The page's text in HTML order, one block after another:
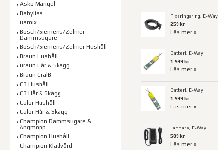
Asko Mangel
Babyliss
Bamix
Bosch/Siemens/Zelmer
Dammsugare
Bosch/Siemens/Zelmer Hushåll
Braun Hushåll
Braun Hår & Skägg
Braun OralB
C3 Hushåll
C3 Hår & Skägg
Calor Hushåll
Calor Hår & Skägg
Champion Dammsugare &
Ångmopp
Champion Hushåll
Champion Klädvård
Fixeringsring, E-Way
259 kr
Läs mer »
Batteri, E-Way
1.999 kr
Läs mer »
Batteri, E-Way
1.999 kr
Läs mer »
Laddare, E-Way
509 kr
Läs mer »